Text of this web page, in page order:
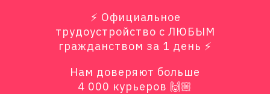
Нам доверяют больше
4 000 курьеров 🙌🏼
⚡️ Официальное
трудоустройство с ЛЮБЫМ
гражданством за 1 день ⚡️